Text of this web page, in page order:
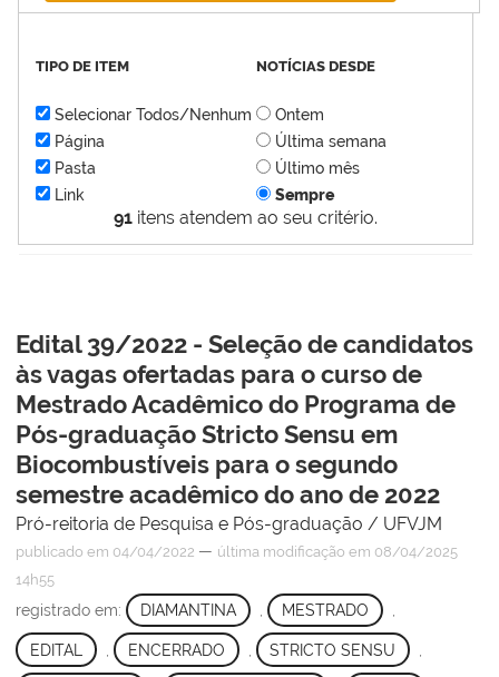
91 itens atendem ao seu critério.
TIPO DE ITEM
Selecionar Todos/Nenhum
Página
Pasta
Link
NOTÍCIAS DESDE
Ontem
Última semana
Último mês
Sempre
Edital 39/2022 - Seleção de candidatos
às vagas ofertadas para o curso de
Mestrado Acadêmico do Programa de
Pós-graduação Stricto Sensu em
Biocombustíveis para o segundo
semestre acadêmico do ano de 2022
Pró-reitoria de Pesquisa e Pós-graduação / UFVJM
publicado em 04/04/2022 — última modificação em 08/04/2025
14h55
registrado em: DIAMANTINA MESTRADO
EDITAL ENCERRADO STRICTO SENSU